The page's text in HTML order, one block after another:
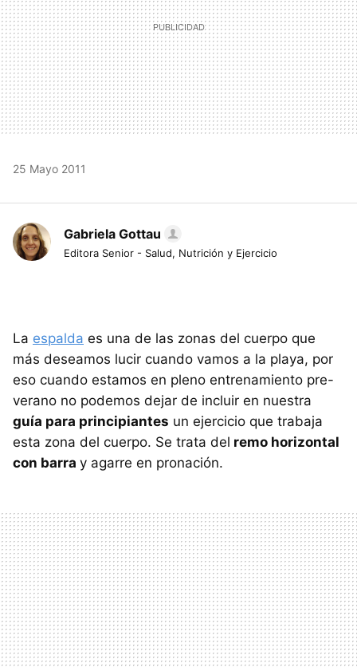
25 Mayo 2011
Gabriela Gottau
Editora Senior - Salud, Nutrición y Ejercicio
La espalda es una de las zonas del cuerpo que
más deseamos lucir cuando vamos a la playa, por
eso cuando estamos en pleno entrenamiento pre-
verano no podemos dejar de incluir en nuestra
guía para principiantes un ejercicio que trabaja
esta zona del cuerpo. Se trata del remo horizontal
con barra y agarre en pronación.